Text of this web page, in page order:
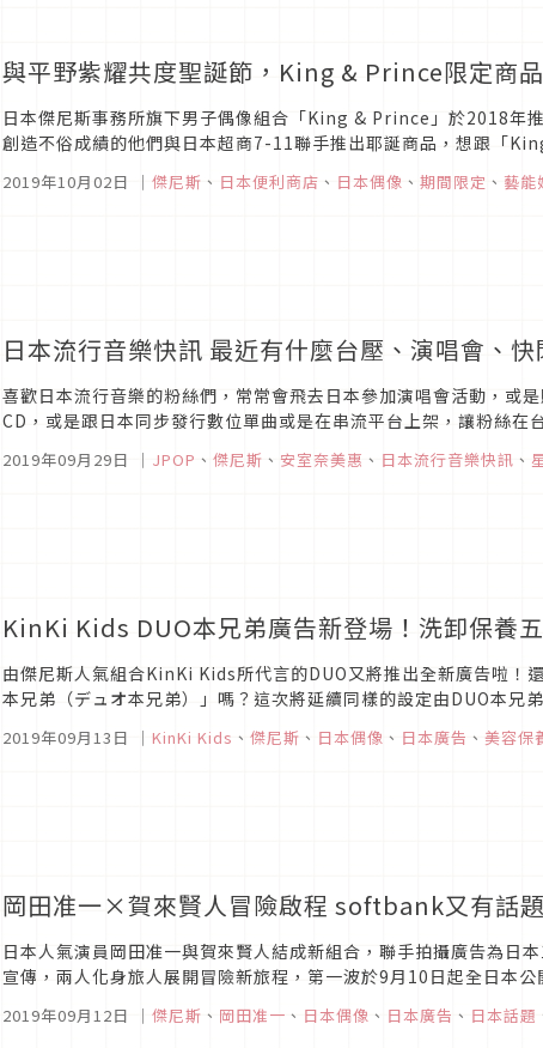
與平野紫耀共度聖誕節，King & Prince限定商
日本傑尼斯事務所旗下男子偶像組合「King & Prince」於2018年
創造不俗成績的他們與日本超商7-11聯手推出耶誕商品，想跟「
2019年10月02日 ｜ 傑尼斯 、 日本便利商店 、 日本偶像 、 期間限定 、 藝能
日本流行音樂快訊 最近有什麼台壓、演唱會、快
喜歡日本流行音樂的粉絲們，常常會飛去日本參加演唱會活動，或
CD，或是跟日本同步發行數位單曲或是在串流平台上架，讓粉絲
2019年09月29日 ｜ JPOP 、 傑尼斯 、 安室奈美惠 、 日本流行音樂快訊 、
KinKi Kids DUO本兄弟廣告新登場！洗卸保養
由傑尼斯人氣組合KinKi Kids所代言的DUO又將推出全新廣告啦！
本兄弟（デュオ本兄弟）」嗎？這次將延續同樣的設定由DUO本兄
2019年09月13日 ｜ KinKi Kids 、 傑尼斯 、 日本偶像 、 日本廣告 、 美容保
岡田准一×賀來賢人冒險啟程 softbank又有話題
日本人氣演員岡田准一與賀來賢人結成新組合，聯手拍攝廣告為
宣傳，兩人化身旅人展開冒險新旅程，第一波於9月10日起全日本
2019年09月12日 ｜ 傑尼斯 、 岡田准一 、 日本偶像 、 日本廣告 、 日本話題